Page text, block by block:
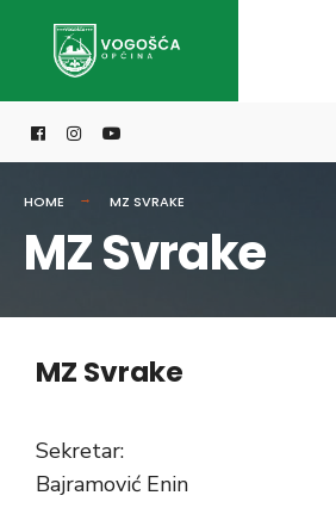
HOME MZ SVRAKE
MZ Svrake
MZ Svrake
Sekretar:
Bajramović Enin